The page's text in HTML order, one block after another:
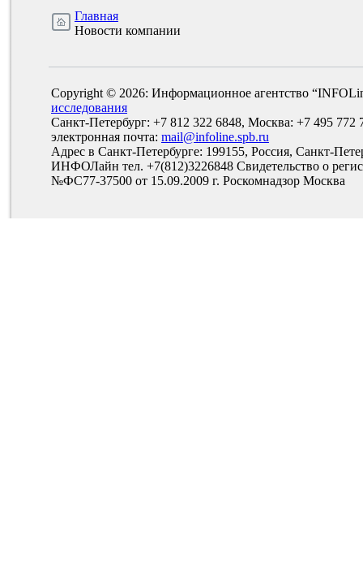
Главная
Новости компании
Copyright © 2026: Информационное агентство
исследования
Санкт-Петербург: +7 812 322 6848, Москва: +7 495 772
электронная почта: mail@infoline.spb.ru
Адрес в Санкт-Петербурге: 199155, Россия, Санкт-
ИНФОЛайн тел. +7(812)3226848 Свидетельство о
№ФС77-37500 от 15.09.2009 г. Роскомнадзор Москва